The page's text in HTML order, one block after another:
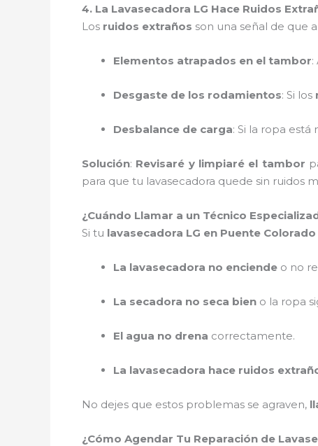
4. La Lavasecadora LG Hace Ruidos
Los ruidos extraños son una señal de que
Elementos atrapados en el tambor:
Desgaste de los rodamientos: Si los
Desbalance de carga: Si la ropa
Solución: Revisaré y limpiaré el tambor
para que tu lavasecadora quede sin ruidos
¿Cuándo Llamar a un Técnico
Si tu lavasecadora LG en Puente Colorado
La lavasecadora no enciende o no
La secadora no seca bien o la ropa
El agua no drena correctamente.
La lavasecadora hace ruidos
No dejes que estos problemas se agraven,
¿Cómo Agendar Tu Reparación de